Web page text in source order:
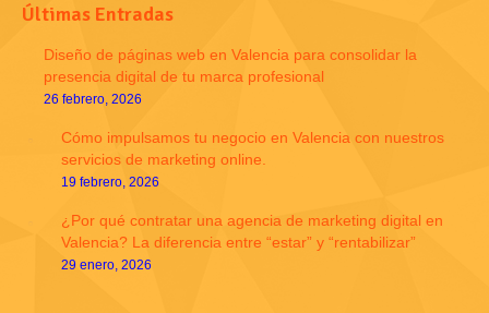
Últimas Entradas
Diseño de páginas web en Valencia para consolidar la
presencia digital de tu marca profesional
26 febrero, 2026
Cómo impulsamos tu negocio en Valencia con nuestros
servicios de marketing online.
19 febrero, 2026
¿Por qué contratar una agencia de marketing digital en
Valencia? La diferencia entre “estar” y “rentabilizar”
29 enero, 2026